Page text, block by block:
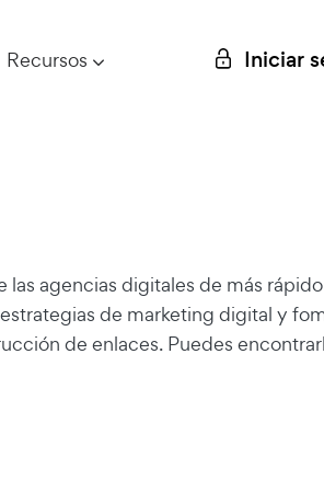
Recursos Iniciar
agencias digitales de más
de marketing digital y
de enlaces. Puedes